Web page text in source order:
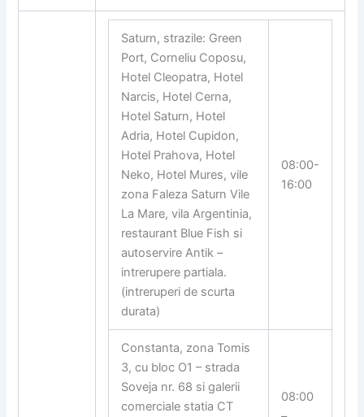
Saturn, strazile: Green
Port, Corneliu Coposu,
Hotel Cleopatra, Hotel
Narcis, Hotel Cerna,
Hotel Saturn, Hotel
Adria, Hotel Cupidon,
Hotel Prahova, Hotel
Neko, Hotel Mures, vile
zona Faleza Saturn Vile
La Mare, vila Argentinia,
restaurant Blue Fish si
autoservire Antik –
intrerupere partiala.
(intreruperi de scurta
durata)
08:00-
16:00
Constanta, zona Tomis
3, cu bloc O1 – strada
Soveja nr. 68 si galerii
comerciale statia CT
08:00